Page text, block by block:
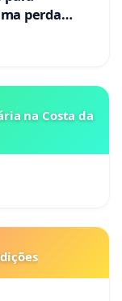
perda
na Costa da